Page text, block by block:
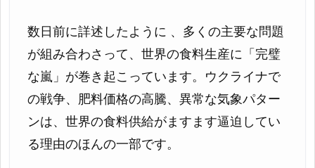
数日前に詳述したように 、多くの主要な問題
が組み合わさって、世界の食料生産に「完璧
な嵐」が巻き起こっています。ウクライナで
の戦争、肥料価格の高騰、異常な気象パター
ンは、世界の食料供給がますます逼迫してい
る理由のほんの一部です。